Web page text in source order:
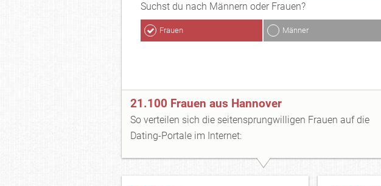
Suchst du nach Männern oder Frauen?
Frauen Männer
21.100 Frauen aus Hannover
So verteilen sich die seitensprungwilligen Frauen auf die
Dating-Portale im Internet: